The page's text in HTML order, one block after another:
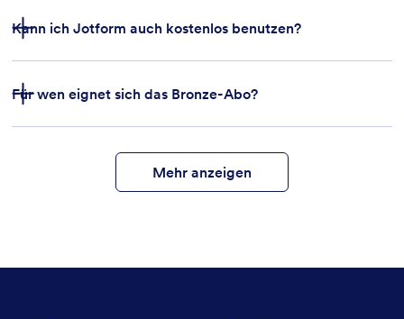
Kann ich Jotform auch kostenlos benutzen?
Zahlungsintegrationen
Für wen eignet sich das Bronze-Abo?
Mehr anzeigen